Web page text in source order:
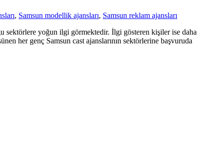
, Samsun modellik ajansları, Samsun reklam ajansları
sektörlere yoğun ilgi görmektedir. İlgi gösteren kişiler ise daha
her genç Samsun cast ajanslarının sektörlerine başvuruda